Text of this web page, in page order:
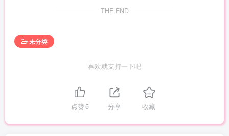
THE END
未分类
喜欢就支持一下吧
点赞5 分享 收藏